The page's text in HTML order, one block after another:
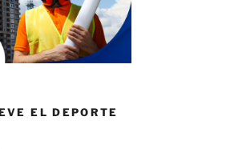
EL DEPORTE